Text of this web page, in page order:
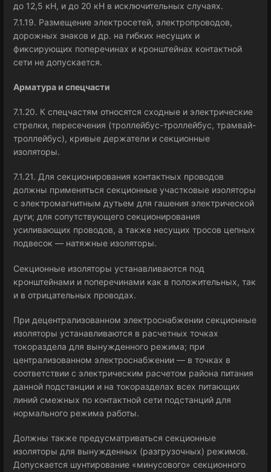
до 12,5 кН, и до 20 кН в исключительных случаях.
7.1.19. Размещение электросетей, электропроводов,
дорожных знаков и др. на гибких несущих и
фиксирующих поперечинах и кронштейнах контактной
сети не допускается.
Арматура и спецчасти
7.1.20. К спецчастям относятся сходные и электрические
стрелки, пересечения (троллейбус-троллейбус, трамвай-
троллейбус), кривые держатели и секционные
изоляторы.
7.1.21. Для секционирования контактных проводов
должны применяться секционные участковые изоляторы
с электромагнитным дутьем для гашения электрической
дуги; для сопутствующего секционирования
усиливающих проводов, а также несущих тросов цепных
подвесок — натяжные изоляторы.
Секционные изоляторы устанавливаются под
кронштейнами и поперечинами как в положительных, так
и в отрицательных проводах.
При децентрализованном электроснабжении секционные
изоляторы устанавливаются в расчетных точках
токораздела для вынужденного режима; при
централизованном электроснабжении — в точках в
соответствии с электрическим расчетом района питания
данной подстанции и на токоразделах всех питающих
линий смежных по контактной сети подстанций для
нормального режима работы.
Должны также предусматриваться секционные
изоляторы для вынужденных (разгрузочных) режимов.
Допускается шунтирование «минусового» секционного